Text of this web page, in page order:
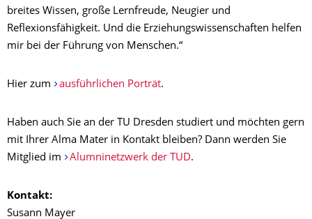
breites Wissen, große Lernfreude, Neugier und
Reflexionsfähigkeit. Und die Erziehungswissenschaften helfen
mir bei der Führung von Menschen.“
Hier zum ausführlichen Porträt.
Haben auch Sie an der TU Dresden studiert und möchten gern
mit Ihrer Alma Mater in Kontakt bleiben? Dann werden Sie
Mitglied im
Alumninetzwerk der TUD.
Kontakt:
Susann Mayer